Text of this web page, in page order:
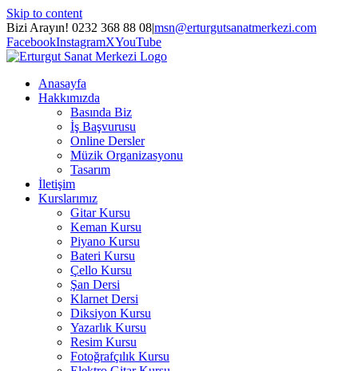
Skip to content
Bizi Arayın! 0232 368 88 08|msn@erturgutsanatmerkezi.com
FacebookInstagramXYouTube
Anasayfa
Hakkımızda
Basında Biz
İş Başvurusu
Online Dersler
Müzik Organizasyonu
Tasarım
İletişim
Kurslarımız
Gitar Kursu
Keman Kursu
Piyano Kursu
Bateri Kursu
Çello Kursu
Şan Dersi
Klarnet Dersi
Diksiyon Kursu
Yazarlık Kursu
Resim Kursu
Fotoğrafçılık Kursu